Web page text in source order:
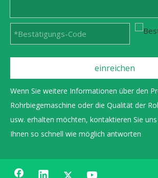
einreichen
Wenn Sie weitere Informationen über den
Rohrbiegemaschine oder die Qualität der
usw. erhalten möchten, kontaktieren Sie
Ihnen so schnell wie möglich antworten